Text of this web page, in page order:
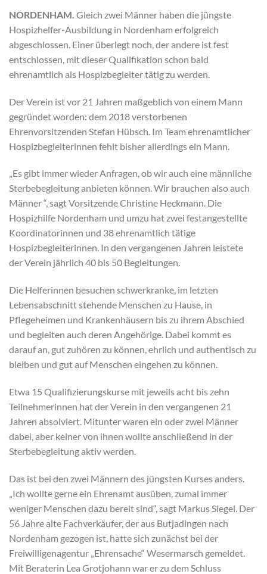
NORDENHAM. Gleich zwei Männer haben die jüngste
Hospizhelfer-Ausbildung in Nordenham erfolgreich
abgeschlossen. Einer überlegt noch, der andere ist fest
entschlossen, mit dieser Qualifikation schon bald
ehrenamtlich als Hospizbegleiter tätig zu werden.
Der Verein ist vor 21 Jahren maßgeblich von einem Mann
gegründet worden: dem 2018 verstorbenen
Ehrenvorsitzenden Stefan Hübsch. Im Team ehrenamtlicher
Hospizbegleiterinnen fehlt bisher allerdings ein Mann.
„Es gibt immer wieder Anfragen, ob wir auch eine männliche
Sterbebegleitung anbieten können. Wir brauchen also auch
Männer “, sagt Vorsitzende Christine Heckmann. Die
Hospizhilfe Nordenham und umzu hat zwei festangestellte
Koordinatorinnen und 38 ehrenamtlich tätige
Hospizbegleiterinnen. In den vergangenen Jahren leistete
der Verein jährlich 40 bis 50 Begleitungen.
Die Helferinnen besuchen schwerkranke, im letzten
Lebensabschnitt stehende Menschen zu Hause, in
Pflegeheimen und Krankenhäusern bis zu ihrem Abschied
und begleiten auch deren Angehörige. Dabei kommt es
darauf an, gut zuhören zu können, ehrlich und authentisch zu
bleiben und gut auf Menschen eingehen zu können.
Etwa 15 Qualifizierungskurse mit jeweils acht bis zehn
Teilnehmerinnen hat der Verein in den vergangenen 21
Jahren absolviert. Mitunter waren ein oder zwei Männer
dabei, aber keiner von ihnen wollte anschließend in der
Sterbebegleitung aktiv werden.
Das ist bei den zwei Männern des jüngsten Kurses anders.
„Ich wollte gerne ein Ehrenamt ausüben, zumal immer
weniger Menschen dazu bereit sind“, sagt Markus Siegel. Der
56 Jahre alte Fachverkäufer, der aus Butjadingen nach
Nordenham gezogen ist, hatte sich zunächst bei der
Freiwilligenagentur „Ehrensache“ Wesermarsch gemeldet.
Mit Beraterin Lea Grotjohann war er zu dem Schluss